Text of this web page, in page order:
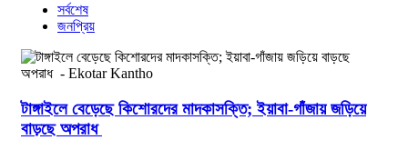
সর্বশেষ
জনপ্রিয়
টাঙ্গাইলে বেড়েছে কিশোরদের মাদকাসক্তি; ইয়াবা-গাঁজায় জড়িয়ে
বাড়ছে অপরাধ